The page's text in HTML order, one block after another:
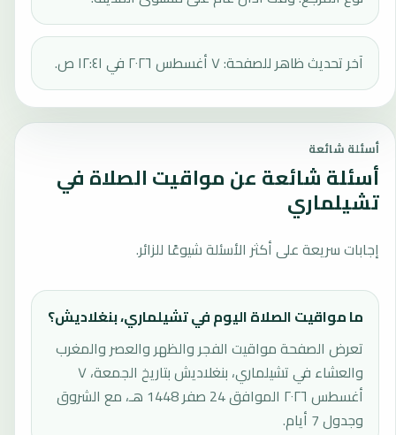
آخر تحديث ظاهر للصفحة: ٧ أغسطس ٢٠٢٦ في ١٢:٤١ ص.
أسئلة شائعة
أسئلة شائعة عن مواقيت الصلاة في
تشيلماري
إجابات سريعة على أكثر الأسئلة شيوعًا للزائر.
ما مواقيت الصلاة اليوم في تشيلماري، بنغلاديش؟
تعرض الصفحة مواقيت الفجر والظهر والعصر والمغرب
والعشاء في تشيلماري، بنغلاديش بتاريخ الجمعة، ٧
أغسطس ٢٠٢٦ الموافق 24 صفر 1448 هـ، مع الشروق
وجدول 7 أيام.